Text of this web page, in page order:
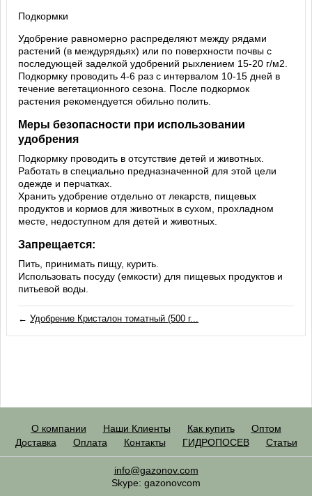
Подкормки
Удобрение равномерно распределяют между рядами
растений (в междурядьях) или по поверхности почвы с
последующей заделкой удобрений рыхлением 15-20 г/м2.
Подкормку проводить 4-6 раз с интервалом 10-15 дней в
течение вегетационного сезона. После подкормок
растения рекомендуется обильно полить.
Меры безопасности при использовании
удобрения
Подкормку проводить в отсутствие детей и животных.
Работать в специально предназначенной для этой цели
одежде и перчатках.
Хранить удобрение отдельно от лекарств, пищевых
продуктов и кормов для животных в сухом, прохладном
месте, недоступном для детей и животных.
Запрещается:
Пить, принимать пищу, курить.
Использовать посуду (емкости) для пищевых продуктов и
питьевой воды.
←Удобрение Кристалон томатный (500 г...
О компании Наши Клиенты Как купить
Оптом
Доставка
Оплата Контакты ГИДРОПОСЕВ Статьи
info@gazonov.com
Skype: gazonovcom